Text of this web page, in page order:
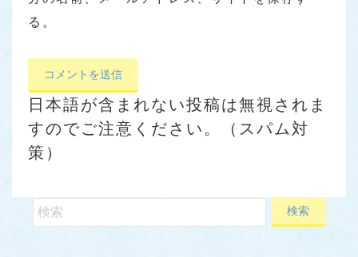
る。
日本語が含まれない投稿は無視されま
すのでご注意ください。（スパム対
策）